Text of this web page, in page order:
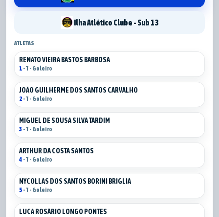
Ilha Atlético Clube - Sub 13
ATLETAS
RENATO VIEIRA BASTOS BARBOSA
1 - T - Goleiro
JOÃO GUILHERME DOS SANTOS CARVALHO
2- T - Goleiro
MIGUEL DE SOUSA SILVA TARDIM
3 - T - Goleiro
ARTHUR DA COSTA SANTOS
4 - T - Goleiro
NYCOLLAS DOS SANTOS BORINI BRIGLIA
5 - T - Goleiro
LUCA ROSÁRIO LONGO PONTES